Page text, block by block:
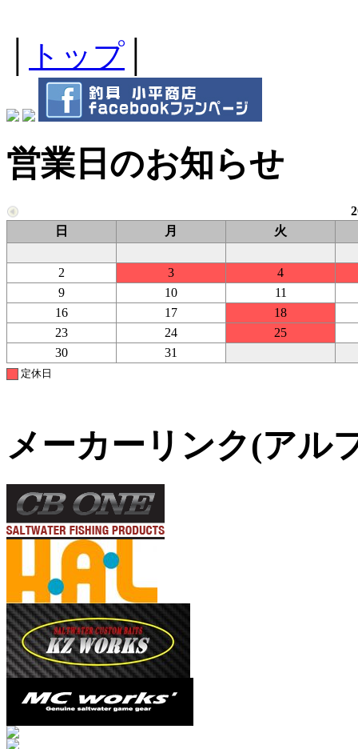
トップ
営業日のお知らせ
日
月 火
2 3
4
9
10
11
16
17
18
23
24
25
30
31
定休日
メーカーリンク(アル